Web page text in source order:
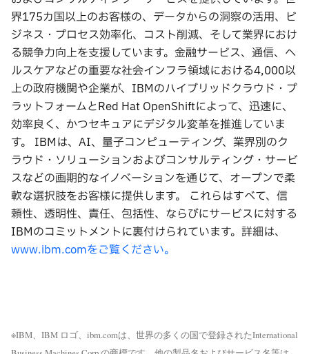
界175カ国以上のお客様の、データからの洞察の活用、ビ
ジネス・プロセス効率化、コスト削減、そして業界におけ
る競争力向上を支援しています。金融サービス、通信、ヘ
ルスケアなどの重要な社会インフラ領域における4,000以
上の政府機関や企業が、IBMのハイブリッドクラウド・プ
ラットフォームとRed Hat OpenShiftによって、迅速に、
効率良く、かつセキュアにデジタル変革を推進していま
す。 IBMは、AI、量子コンピューティング、業界別のク
ラウド・ソリューションおよびコンサルティング・サービ
スなどの画期的なイノベーションを通じて、オープンで柔
軟な選択肢をお客様に提供します。 これらはすべて、信
頼性、透明性、責任、包括性、ならびにサービスに対する
IBMのコミットメントに裏付けられています。詳細は、
www.ibm.comをご覧ください。
※IBM、IBM ロゴ、ibm.comは、世界の多くの国で登録されたInternational